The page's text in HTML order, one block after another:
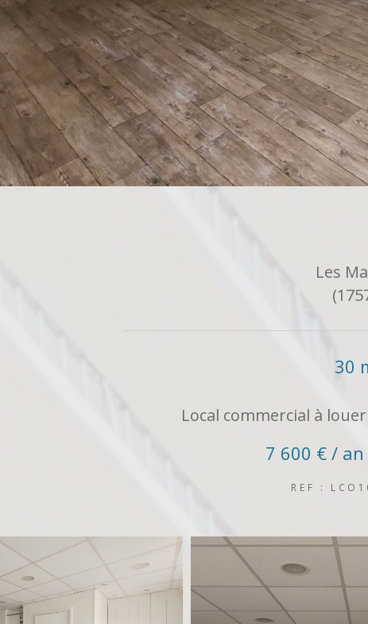
Les
30
Local commercial à louer
7 600 € / an
REF :